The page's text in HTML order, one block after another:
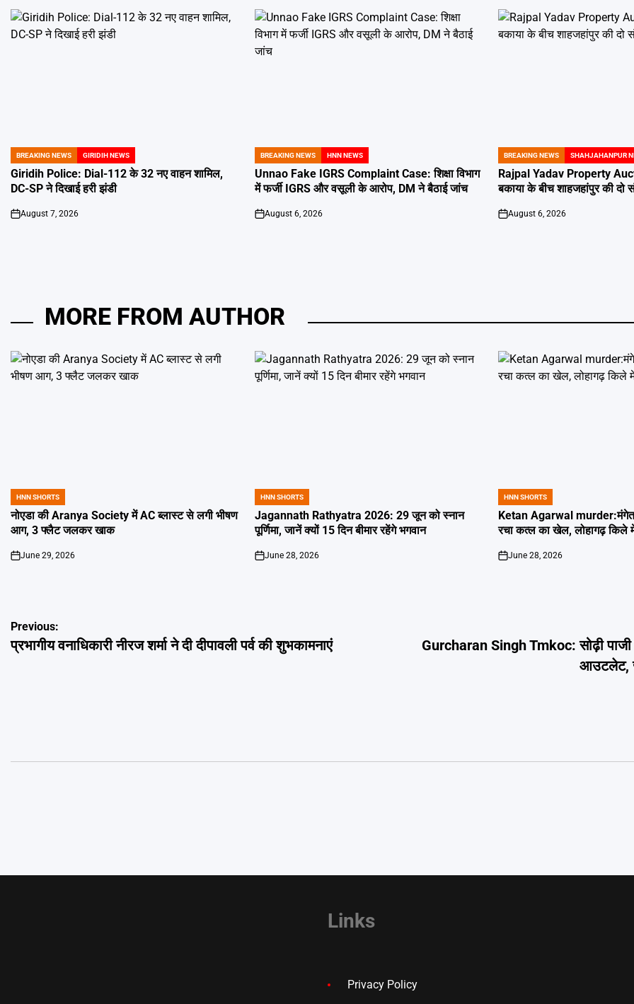
POSTED
IN
BREAKING NEWS GIRIDIH NEWS
Giridih Police: Dial-112 के 32 नए वाहन शामिल,
DC-SP ने दिखाई हरी झंडी
on
August 7, 2026
POSTED
IN
BREAKING NEWS HNN NEWS
Unnao Fake IGRS Complaint Case: शिक्षा विभाग
में फर्जी IGRS और वसूली के आरोप, DM ने बैठाई जांच
on
August 6, 2026
POSTED
IN
BREAKING NEWS SHAHJAHANPUR
Rajpal Yadav Property
बकाया के बीच शाहजहांपुर की दो
on
August 6, 2026
MORE FROM AUTHOR
POSTED
IN
HNN SHORTS
नोएडा की Aranya Society में AC ब्लास्ट से लगी भीषण
आग, 3 फ्लैट जलकर खाक
on
June 29, 2026
POSTED
IN
HNN SHORTS
Jagannath Rathyatra 2026: 29 जून को स्नान
पूर्णिमा, जानें क्यों 15 दिन बीमार रहेंगे भगवान
on
June 28, 2026
POSTED
IN
HNN SHORTS
Ketan Agarwal
रचा कत्ल का खेल, लोहागढ़ किले
on
June 28, 2026
Post
navigation
Previous:
प्रभागीय वनाधिकारी नीरज शर्मा ने दी दीपावली पर्व की शुभकामनाएं
Gurcharan Singh Tmkoc: सोढ़ी पाजी
आउटलेट,
Links
Privacy Policy